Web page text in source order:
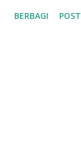
modern.
BERBAGI